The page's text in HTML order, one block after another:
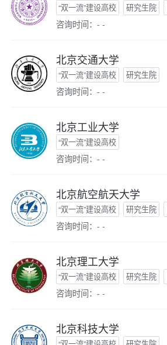
“双一流”建设高校 研究生院
咨询时间：- -
北京交通大学
“双一流”建设高校 研究生院
咨询时间：- -
北京工业大学
“双一流”建设高校
咨询时间：- -
北京航空航天大学
“双一流”建设高校 研究生院
咨询时间：- -
北京理工大学
“双一流”建设高校 研究生院
咨询时间：- -
北京科技大学